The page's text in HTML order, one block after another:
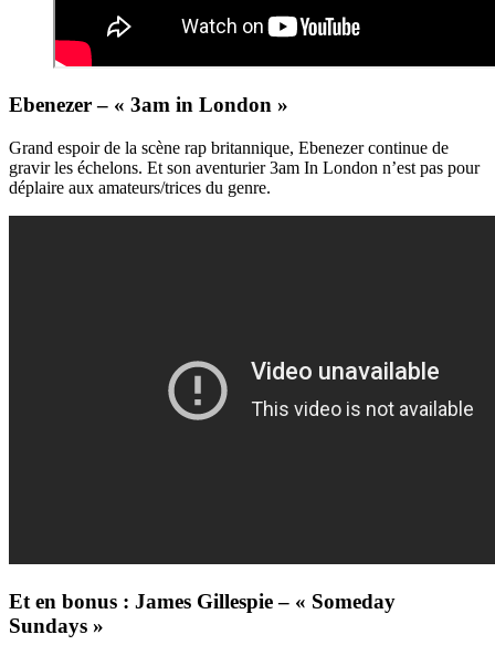
Ebenezer – « 3am in London »
Grand espoir de la scène rap britannique, Ebenezer continue de
gravir les échelons. Et son aventurier 3am In London n’est pas pour
déplaire aux amateurs/trices du genre.
Et en bonus : James Gillespie – « Someday
Sundays »